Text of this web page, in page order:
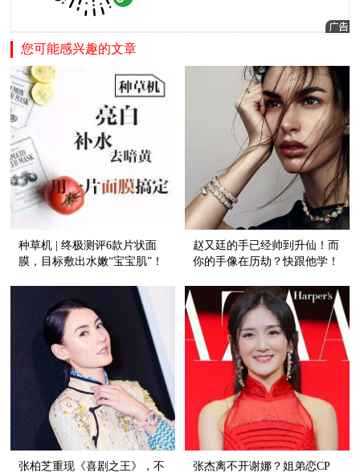
您可能感兴趣的文章
种草机 | 终极测评6款片状面
膜，目标敷出水嫩“宝宝肌”！
赵又廷的手已经帅到升仙！而
你的手像在历劫？快跟他学！
张柏芝重现《喜剧之王》，不
张杰离不开谢娜？姐弟恋CP